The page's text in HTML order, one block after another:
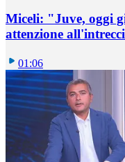
Miceli: "Juve, oggi
attenzione
01:06